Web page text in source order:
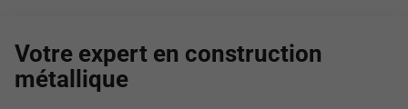
Votre expert en construction
métallique